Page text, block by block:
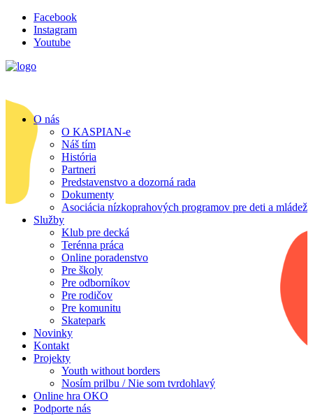
Facebook
Instagram
Youtube
O nás
O KASPIAN-e
Náš tím
História
Partneri
Predstavenstvo a dozorná rada
Dokumenty
Asociácia nízkoprahových programov pre deti a mládež
Služby
Klub pre decká
Terénna práca
Online poradenstvo
Pre školy
Pre odborníkov
Pre rodičov
Pre komunitu
Skatepark
Novinky
Kontakt
Projekty
Youth without borders
Nosím prilbu / Nie som tvrdohlavý
Online hra OKO
Podporte nás